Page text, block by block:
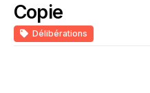
Copie
Délibérations